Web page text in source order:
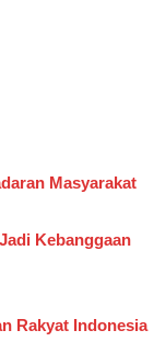
Masyarakat
Kebanggaan
Rakyat Indonesia